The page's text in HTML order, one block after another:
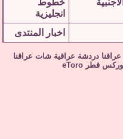
خطوط
انجليزية
اخبار المنتدى
دردشة عراقية شات عراقنا
قطر eToro